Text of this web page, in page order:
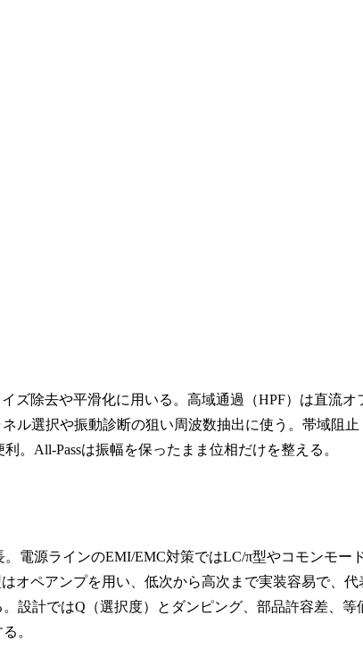
ズ除去や平滑化に用いる。高域通過（HPF）は直流オ
ル選択や振動診断の狙い周波数抽出に使う。帯域阻止
。All-Passは振幅を保ったまま位相だけを整える。
電源ラインのEMI/EMC対策ではLC/π型やコモンモー
オペアンプを用い、低次から高次まで実装容易で、代
。設計ではQ（選択度）とダンピング、部品許容差、等
。